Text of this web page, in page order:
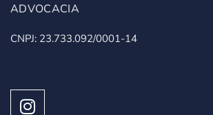
ADVOCACIA
CNPJ: 23.733.092/0001-14